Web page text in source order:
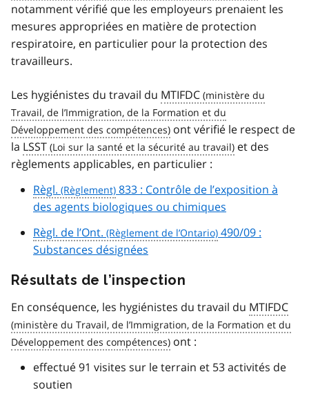
notamment vérifié que les employeurs prenaient les
mesures appropriées en matière de protection
respiratoire, en particulier pour la protection des
travailleurs.
Les hygiénistes du travail du MTIFDC
ont vérifié le respect de
la LSST
et des
règlements applicables, en particulier :
Règl.
833 : Contrôle de l’exposition à
des agents biologiques ou chimiques
Règl. de l’Ont.
490/09 :
Substances désignées
Résultats de l’inspection
En conséquence, les hygiénistes du travail du MTIFDC
ont :
effectué 91 visites sur le terrain et 53 activités de
soutien